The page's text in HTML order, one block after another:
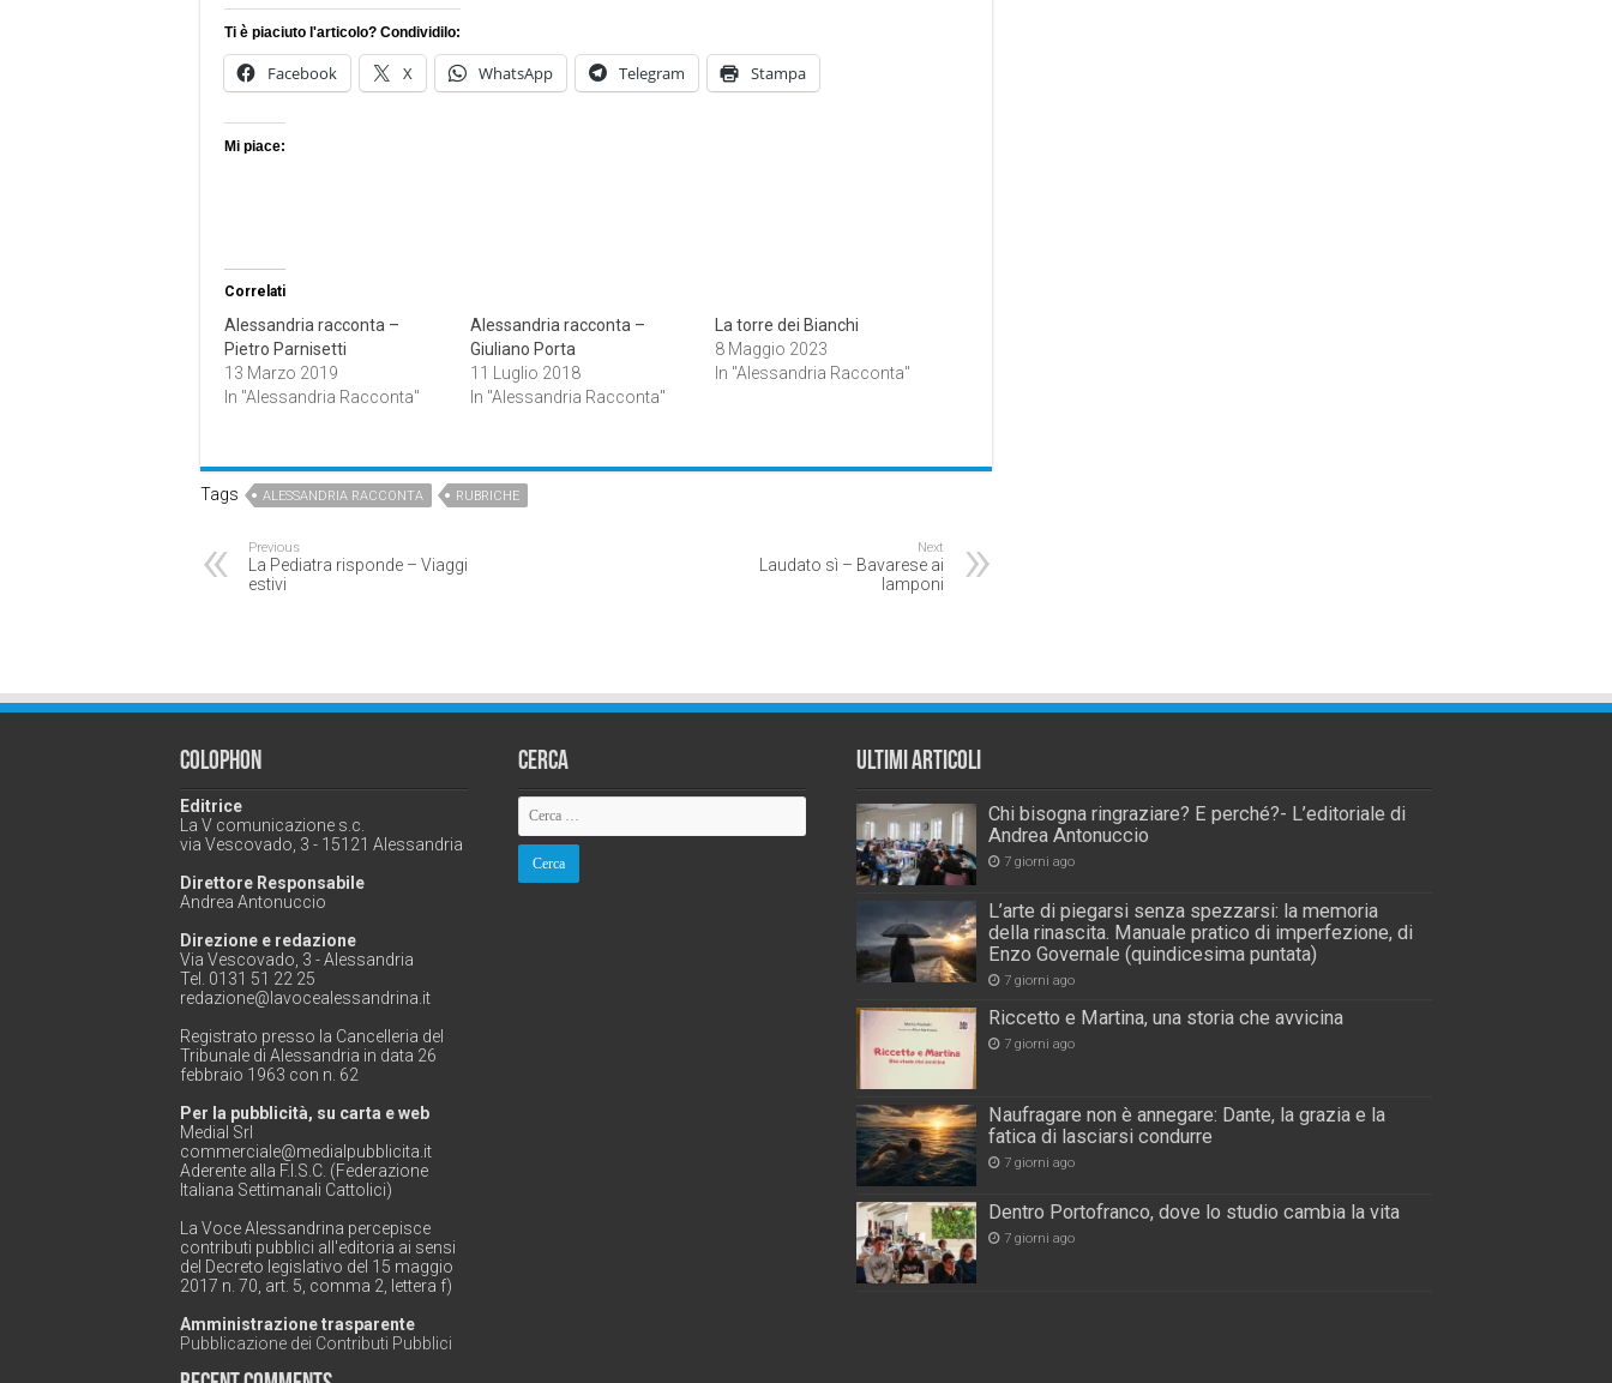
Ti è piaciuto l'articolo? Condividilo:
Facebook X WhatsApp Telegram Stampa
Mi piace:
Correlati
Alessandria racconta –
Pietro Parnisetti
13 Marzo 2019
In "Alessandria Racconta"
Alessandria racconta –
Giuliano Porta
11 Luglio 2018
In "Alessandria Racconta"
La torre dei Bianchi
8 Maggio 2023
In "Alessandria Racconta"
Tags ALESSANDRIA RACCONTA RUBRICHE
Previous
La Pediatra risponde – Viaggi
estivi
Next
Laudato sì – Bavarese ai
lamponi
Colophon
Editrice
La V comunicazione s.c.
via Vescovado, 3 - 15121 Alessandria
Direttore Responsabile
Andrea Antonuccio
Direzione e redazione
Via Vescovado, 3 - Alessandria
Tel. 0131 51 22 25
redazione@lavocealessandrina.it
Registrato presso la Cancelleria del
Tribunale di Alessandria in data 26
febbraio 1963 con n. 62
Per la pubblicità, su carta e web
Medial Srl
commerciale@medialpubblicita.it
Aderente alla F.I.S.C. (Federazione
Italiana Settimanali Cattolici)
La Voce Alessandrina percepisce
contributi pubblici all'editoria ai sensi
del Decreto legislativo del 15 maggio
2017 n. 70, art. 5, comma 2, lettera f)
Amministrazione trasparente
Pubblicazione dei Contributi Pubblici
Cerca Ultimi Articoli
Chi bisogna ringraziare? E perché?- L’editoriale di
Andrea Antonuccio
7 giorni ago
L’arte di piegarsi senza spezzarsi: la memoria
della rinascita. Manuale pratico di imperfezione, di
Enzo Governale (quindicesima puntata)
7 giorni ago
Riccetto e Martina, una storia che avvicina
7 giorni ago
Naufragare non è annegare: Dante, la grazia e la
fatica di lasciarsi condurre
7 giorni ago
Dentro Portofranco, dove lo studio cambia la vita
7 giorni ago